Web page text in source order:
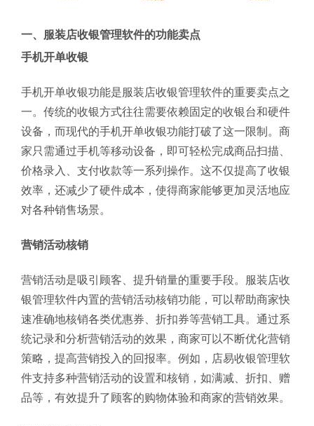
一、服装店收银管理软件的功能卖点
手机开单收银
手机开单收银功能是服装店收银管理软件的重要卖点之
一。传统的收银方式往往需要依赖固定的收银台和硬件
设备，而现代的手机开单收银功能打破了这一限制。商
家只需通过手机等移动设备，即可轻松完成商品扫描、
价格录入、支付收款等一系列操作。这不仅提高了收银
效率，还减少了硬件成本，使得商家能够更加灵活地应
对各种销售场景。
营销活动核销
营销活动是吸引顾客、提升销量的重要手段。服装店收
银管理软件内置的营销活动核销功能，可以帮助商家快
速准确地核销各类优惠券、折扣券等营销工具。通过系
统记录和分析营销活动的效果，商家可以不断优化营销
策略，提高营销投入的回报率。例如，店易收银管理软
件支持多种营销活动的设置和核销，如满减、折扣、赠
品等，有效提升了顾客的购物体验和商家的营销效果。